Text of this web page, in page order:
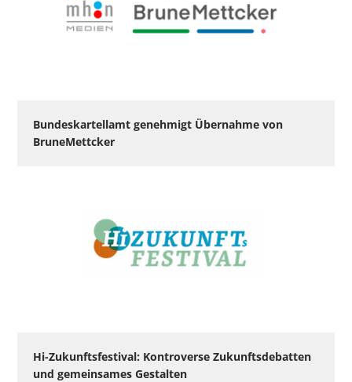
Bundeskartellamt genehmigt Übernahme von
BruneMettcker
Hi-Zukunftsfestival: Kontroverse Zukunftsdebatten
und gemeinsames Gestalten